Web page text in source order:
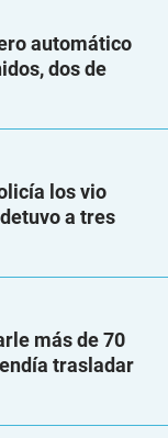
automático
dos de
los vio
a tres
más de 70
trasladar